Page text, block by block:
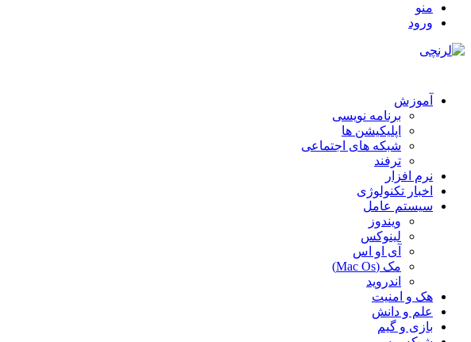
منو
ورود
آموزش
برنامه نویسی
اپلیکیشن ها
شبکه های اجتماعی
ترفند
نرم افزار
اخبار تکنولوژی
سیستم عامل
ویندوز
لینوکس
آی او اس
مک (Mac Os)
اندروید
هک و امنیت
علم و دانش
بازی و گیم